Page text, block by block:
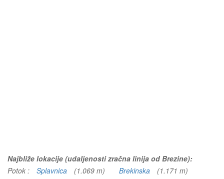
Najbliže lokacije (udaljenosti zračna linija od Brezine):
Potok :
Splavnica (1.069 m) Brekinska
(1.171 m)